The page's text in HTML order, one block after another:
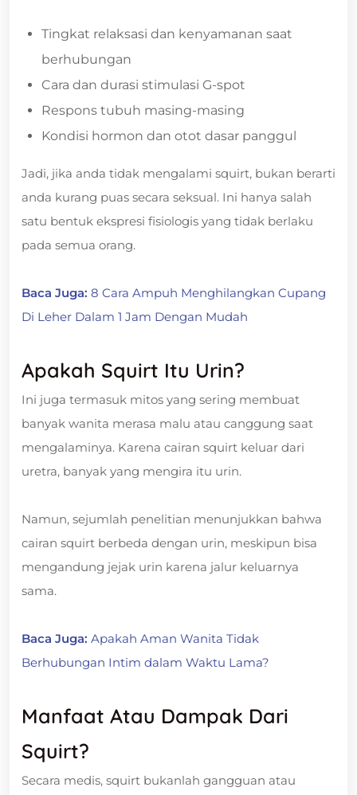
Tingkat relaksasi dan kenyamanan saat
berhubungan
Cara dan durasi stimulasi G-spot
Respons tubuh masing-masing
Kondisi hormon dan otot dasar panggul
Jadi, jika anda tidak mengalami squirt, bukan berarti
anda kurang puas secara seksual. Ini hanya salah
satu bentuk ekspresi fisiologis yang tidak berlaku
pada semua orang.
Baca Juga: 8 Cara Ampuh Menghilangkan Cupang
Di Leher Dalam 1 Jam Dengan Mudah
Apakah Squirt Itu Urin?
Ini juga termasuk mitos yang sering membuat
banyak wanita merasa malu atau canggung saat
mengalaminya. Karena cairan squirt keluar dari
uretra, banyak yang mengira itu urin.
Namun, sejumlah penelitian menunjukkan bahwa
cairan squirt berbeda dengan urin, meskipun bisa
mengandung jejak urin karena jalur keluarnya
sama.
Baca Juga: Apakah Aman Wanita Tidak
Berhubungan Intim dalam Waktu Lama?
Manfaat Atau Dampak Dari
Squirt?
Secara medis, squirt bukanlah gangguan atau